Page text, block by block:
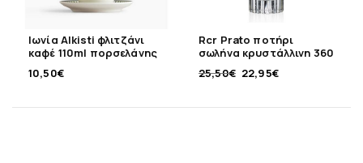
Ιωνία Alkisti φλιτζάνι
καφέ 110ml πορσελάνης
10,50€
Rcr Prato ποτήρι
σωλήνα κρυστάλλινη 360
25,50€ 22,95€